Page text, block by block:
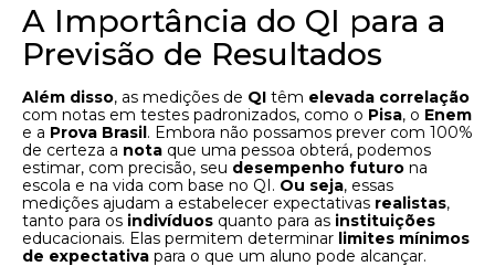
A Importância do QI para a
Previsão de Resultados
Além disso, as medições de QI têm elevada correlação
com notas em testes padronizados, como o Pisa, o Enem
e a Prova Brasil. Embora não possamos prever com 100%
de certeza a nota que uma pessoa obterá, podemos
estimar, com precisão, seu desempenho futuro na
escola e na vida com base no QI. Ou seja, essas
medições ajudam a estabelecer expectativas realistas,
tanto para os indivíduos quanto para as instituições
educacionais. Elas permitem determinar limites mínimos
de expectativa para o que um aluno pode alcançar.